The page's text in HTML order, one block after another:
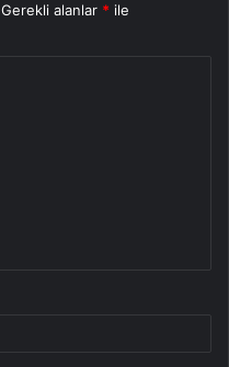
Gerekli alanlar * ile